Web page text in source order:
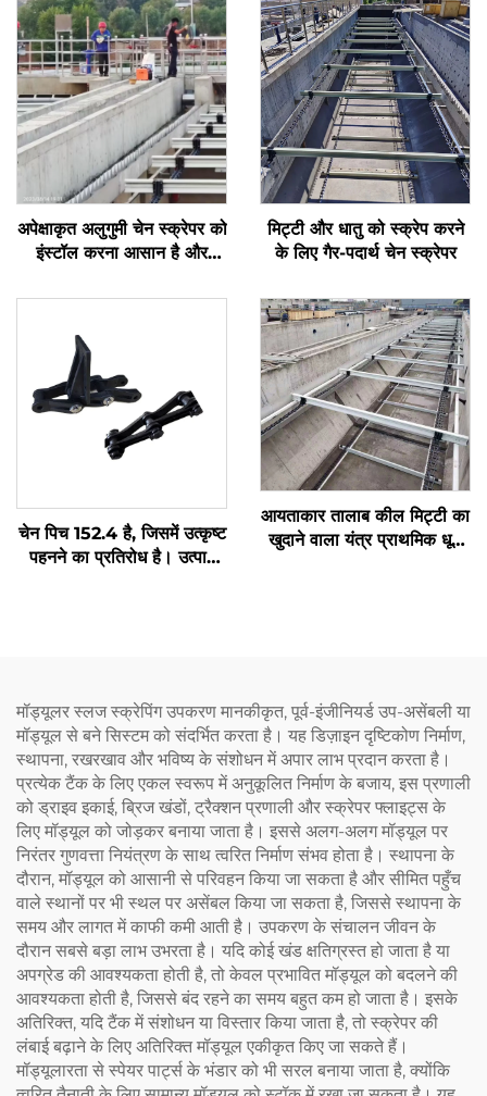
अपेक्षाकृत अलुगुमी चेन स्क्रेपर को
इंस्टॉल करना आसान है और
मिट्टी और धातु को स्क्रेप करने
के लिए गैर-पदार्थ चेन स्क्रेपर
चेन पिच 152.4 है, जिसमें उत्कृष्ट
पहनने का प्रतिरोध है। उत्पाद
आयताकार तालाब कील मिट्टी का
खुदाने वाला यंत्र प्राथमिक धूल
मॉड्यूलर स्लज स्क्रेपिंग उपकरण मानकीकृत, पूर्व-इंजीनियर्ड उप-असेंबली या
मॉड्यूल से बने सिस्टम को संदर्भित करता है। यह डिज़ाइन दृष्टिकोण निर्माण,
स्थापना, रखरखाव और भविष्य के संशोधन में अपार लाभ प्रदान करता है।
प्रत्येक टैंक के लिए एकल स्वरूप में अनुकूलित निर्माण के बजाय, इस प्रणाली
को ड्राइव इकाई, ब्रिज खंडों, ट्रैक्शन प्रणाली और स्क्रेपर फ्लाइट्स के
लिए मॉड्यूल को जोड़कर बनाया जाता है। इससे अलग-अलग मॉड्यूल पर
निरंतर गुणवत्ता नियंत्रण के साथ त्वरित निर्माण संभव होता है। स्थापना के
दौरान, मॉड्यूल को आसानी से परिवहन किया जा सकता है और सीमित पहुँच
वाले स्थानों पर भी स्थल पर असेंबल किया जा सकता है, जिससे स्थापना के
समय और लागत में काफी कमी आती है। उपकरण के संचालन जीवन के
दौरान सबसे बड़ा लाभ उभरता है। यदि कोई खंड क्षतिग्रस्त हो जाता है या
अपग्रेड की आवश्यकता होती है, तो केवल प्रभावित मॉड्यूल को बदलने की
आवश्यकता होती है, जिससे बंद रहने का समय बहुत कम हो जाता है। इसके
अतिरिक्त, यदि टैंक में संशोधन या विस्तार किया जाता है, तो स्क्रेपर की
लंबाई बढ़ाने के लिए अतिरिक्त मॉड्यूल एकीकृत किए जा सकते हैं।
मॉड्यूलारता से स्पेयर पार्ट्स के भंडार को भी सरल बनाया जाता है, क्योंकि